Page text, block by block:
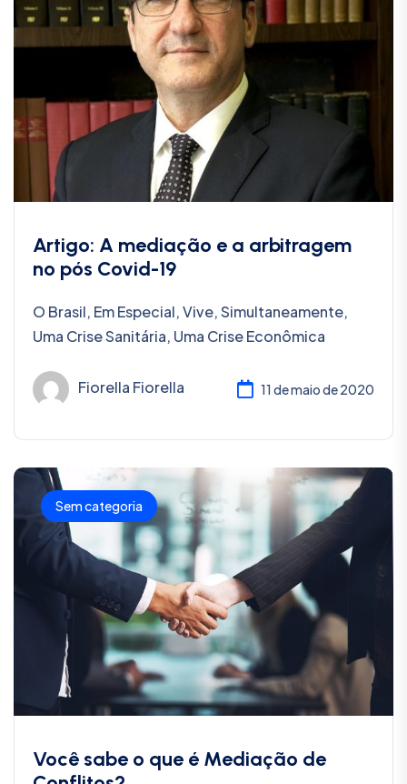
Artigo: A mediação e a arbitragem
no pós Covid-19
O Brasil, Em Especial, Vive, Simultaneamente,
Uma Crise Sanitária, Uma Crise Econômica
Fiorella Fiorella 11 de maio de 2020
Sem categoria
Você sabe o que é Mediação de